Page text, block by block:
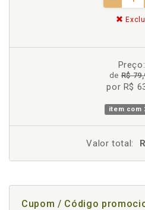
Preço:
deR$
por R$
item com
Valor total:
Cupom / Código